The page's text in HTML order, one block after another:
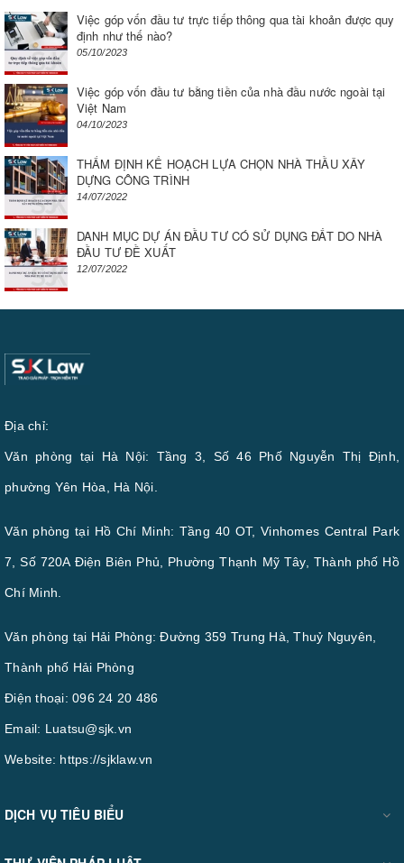
Việc góp vốn đầu tư trực tiếp thông qua tài khoản được quy
định như thế nào?
05/10/2023
Việc góp vốn đầu tư bằng tiền của nhà đầu nước ngoài tại
Việt Nam
04/10/2023
THẨM ĐỊNH KẾ HOẠCH LỰA CHỌN NHÀ THẦU XÂY
DỰNG CÔNG TRÌNH
14/07/2022
DANH MỤC DỰ ÁN ĐẦU TƯ CÓ SỬ DỤNG ĐẤT DO NHÀ
ĐẦU TƯ ĐỀ XUẤT
12/07/2022
Địa chỉ:
Văn phòng tại Hà Nội: Tầng 3, Số 46 Phố Nguyễn Thị Định,
phường Yên Hòa, Hà Nội.
Văn phòng tại Hồ Chí Minh: Tầng 40 OT, Vinhomes Central Park
7, Số 720A Điện Biên Phủ, Phường Thạnh Mỹ Tây, Thành phố Hồ
Chí Minh.
Văn phòng tại Hải Phòng: Đường 359 Trung Hà, Thuỷ Nguyên,
Thành phố Hải Phòng
Điện thoại: 096 24 20 486
Email: Luatsu@sjk.vn
Website: https://sjklaw.vn
DỊCH VỤ TIÊU BIỂU